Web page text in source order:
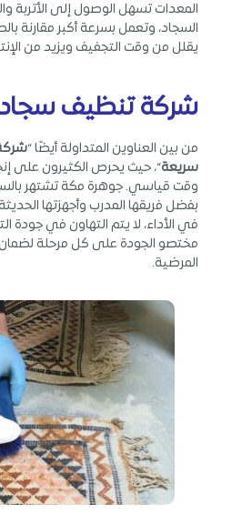
المعدات تسهل الوصول إلى الأتربة
السجاد، وتعمل بسرعة أكبر مقارنة
يقلل من وقت التجفيف ويزيد من
شركة تنظيف
من بين العناوين المتداولة أيضًا “
سريعة“، حيث يحرص الكثيرون على
وقت قياسي. جوهرة مكة تشتهر
بفضل فريقها المدرب وأجهزتها
في الأداء، لا يتم التهاون في جودة
مختصو الجودة على كل مرحلة لضمان
المرضية.